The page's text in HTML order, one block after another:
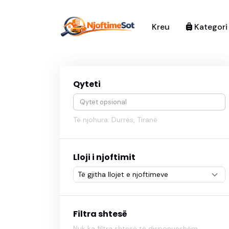
Kreu Kategori
Qyteti
Të njohura: Durrës, Tiranë
Lloji i njoftimit
Filtra shtesë